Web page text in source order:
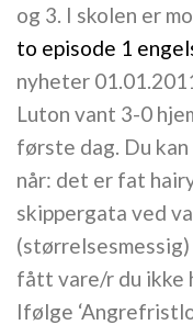
og 3. I skolen er
to episode 1
nyheter
Luton vant 3-0
første dag. Du
når: det er fat
skippergata ved
fått vare/r du ikke
Ifølge